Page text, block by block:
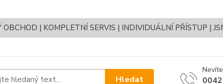
| KOMPLETNÍ SERVIS | INDIVIDUÁLNÍ PŘÍSTUP |
Hledat